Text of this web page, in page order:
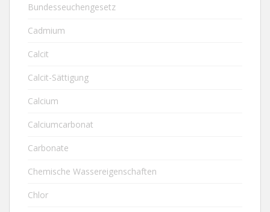
Bundesseuchengesetz
Cadmium
Calcit
Calcit-Sättigung
Calcium
Calciumcarbonat
Carbonate
Chemische Wassereigenschaften
Chlor